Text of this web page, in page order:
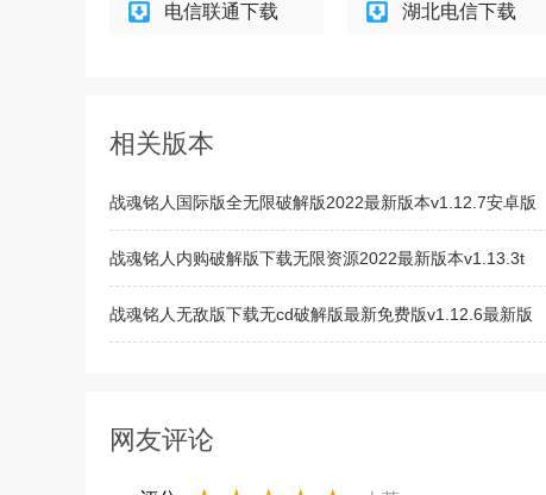
电信联通下载 湖北电信下载
相关版本
战魂铭人国际版全无限破解版2022最新版本v1.12.7安卓版
战魂铭人内购破解版下载无限资源2022最新版本v1.13.3t
战魂铭人无敌版下载无cd破解版最新免费版v1.12.6最新版
网友评论